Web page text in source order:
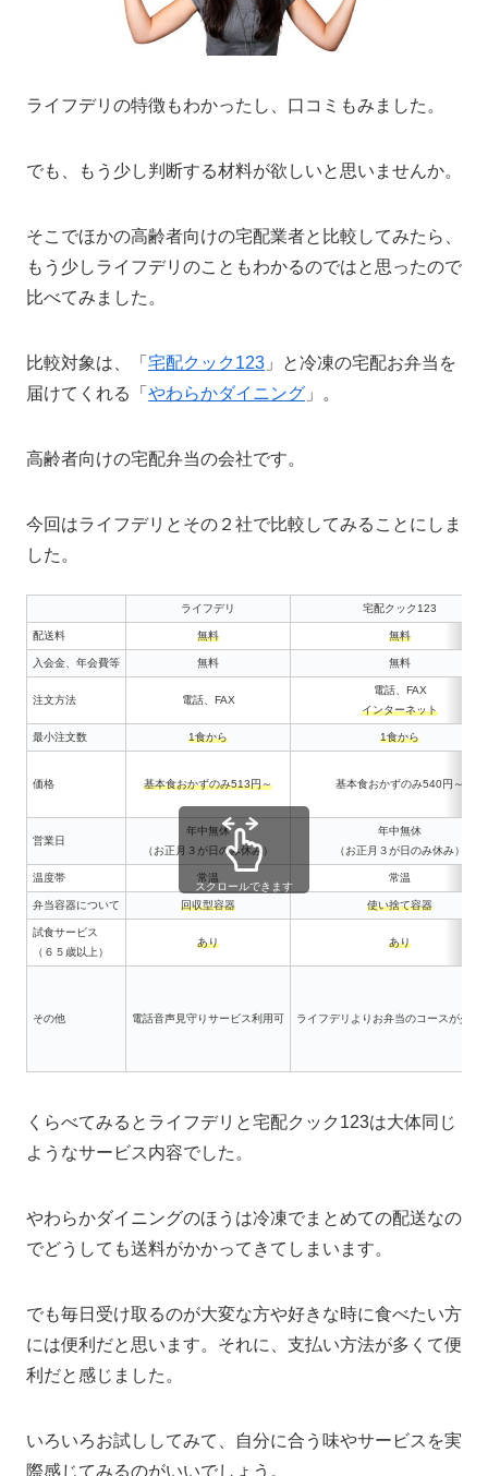
ライフデリの特徴もわかったし、口コミもみました。
でも、もう少し判断する材料が欲しいと思いませんか。
そこでほかの高齢者向けの宅配業者と比較してみたら、
もう少しライフデリのこともわかるのではと思ったので
比べてみました。
比較対象は、「 宅配クック123 」と冷凍の宅配お弁当を
届けてくれる「 やわらかダイニング 」。
高齢者向けの宅配弁当の会社です。
今回はライフデリとその２社で比較してみることにしま
した。
ライフデリ 宅配クック123
配送料 無料 無料
入会金、年会費等 無料 無料
注文方法 電話、FAX
電話、FAX
インターネット
最小注文数 1食から 1食から
価格 基本食おかずのみ513円～ 基本食おかずのみ540円～
営業日
年中無休
（お正月３が日のみ休み）
年中無休
（お正月３が日のみ休み）
温度帯 常温 常温
弁当容器について 回収型容器 使い捨て容器
試食サービス
（６５歳以上）
あり あり
その他 電話音声見守りサービス利用可 ライフデリよりお弁当のコースが少し
スクロールできます
くらべてみるとライフデリと宅配クック123は大体同じ
ようなサービス内容でした。
やわらかダイニングのほうは冷凍でまとめての配送なの
でどうしても送料がかかってきてしまいます。
でも毎日受け取るのが大変な方や好きな時に食べたい方
には便利だと思います。それに、支払い方法が多くて便
利だと感じました。
いろいろお試ししてみて、自分に合う味やサービスを実
際感じてみるのがいいでしょう。